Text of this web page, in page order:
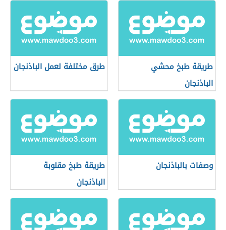
طريقة طبخ محشي
الباذنجان
طرق مختلفة لعمل الباذنجان
وصفات بالباذنجان
طريقة طبخ مقلوبة
الباذنجان